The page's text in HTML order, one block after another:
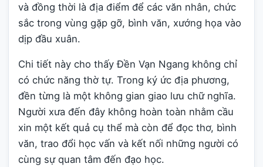
và đồng thời là địa điểm để các văn nhân, chức
sắc trong vùng gặp gỡ, bình văn, xướng họa vào
dịp đầu xuân.
Chi tiết này cho thấy Đền Vạn Ngang không chỉ
có chức năng thờ tự. Trong ký ức địa phương,
đền từng là một không gian giao lưu chữ nghĩa.
Người xưa đến đây không hoàn toàn nhằm cầu
xin một kết quả cụ thể mà còn để đọc thơ, bình
văn, trao đổi học vấn và kết nối những người có
cùng sự quan tâm đến đạo học.